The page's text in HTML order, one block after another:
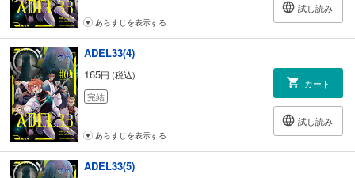
試し読み
あらすじを表示する
ADEL33(4)
165円 (税込)
完結
カート
試し読み
あらすじを表示する
ADEL33(5)